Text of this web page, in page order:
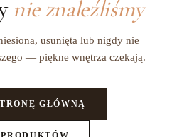
nie znaleźliśmy
usunięta lub nigdy nie
— piękne wnętrza czekają.
GŁÓWNĄ